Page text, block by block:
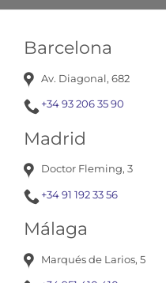
Barcelona
Av. Diagonal, 682
+34 93 206 35 90
Madrid
Doctor Fleming, 3
+34 91 192 33 56
Málaga
Marqués de Larios, 5